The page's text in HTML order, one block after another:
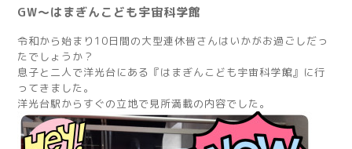
GW～はまぎんこども宇宙科学館
令和から始まり10日間の大型連休皆さんはいかがお過ごしだっ
たでしょうか？
息子と二人で洋光台にある『はまぎんこども宇宙科学館』に行
ってきました。
洋光台駅からすぐの立地で見所満載の内容でした。